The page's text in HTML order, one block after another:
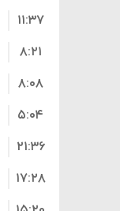
۱۱:۳۷
۸:۲۱
۸:۰۸
۵:۰۴
۲۱:۳۶
۱۷:۲۸